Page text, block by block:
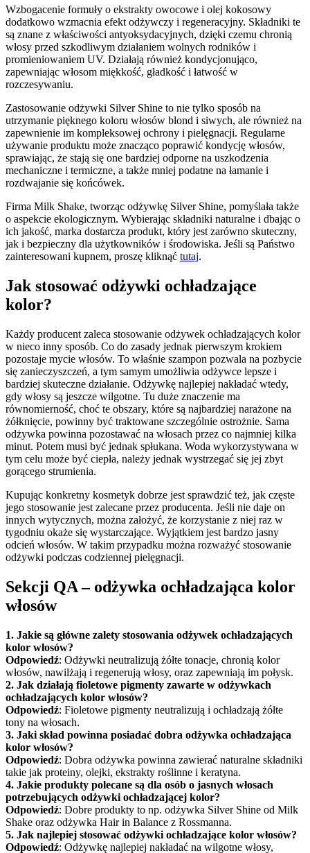
Wzbogacenie formuły o ekstrakty owocowe i olej kokosowy
dodatkowo wzmacnia efekt odżywczy i regeneracyjny. Składniki te
są znane z właściwości antyoksydacyjnych, dzięki czemu chronią
włosy przed szkodliwym działaniem wolnych rodników i
promieniowaniem UV. Działają również kondycjonująco,
zapewniając włosom miękkość, gładkość i łatwość w
rozczesywaniu.
Zastosowanie odżywki Silver Shine to nie tylko sposób na
utrzymanie pięknego koloru włosów blond i siwych, ale również na
zapewnienie im kompleksowej ochrony i pielęgnacji. Regularne
używanie produktu może znacząco poprawić kondycję włosów,
sprawiając, że stają się one bardziej odporne na uszkodzenia
mechaniczne i termiczne, a także mniej podatne na łamanie i
rozdwajanie się końcówek.
Firma Milk Shake, tworząc odżywkę Silver Shine, pomyślała także
o aspekcie ekologicznym. Wybierając składniki naturalne i dbając o
ich jakość, marka dostarcza produkt, który jest zarówno skuteczny,
jak i bezpieczny dla użytkowników i środowiska. Jeśli są Państwo
zainteresowani kupnem, proszę kliknąć tutaj.
Jak stosować odżywki ochładzające
kolor?
Każdy producent zaleca stosowanie odżywek ochładzających kolor
w nieco inny sposób. Co do zasady jednak pierwszym krokiem
pozostaje mycie włosów. To właśnie szampon pozwala na pozbycie
się zanieczyszczeń, a tym samym umożliwia odżywce lepsze i
bardziej skuteczne działanie. Odżywkę najlepiej nakładać wtedy,
gdy włosy są jeszcze wilgotne. Tu duże znaczenie ma
równomierność, choć te obszary, które są najbardziej narażone na
żółknięcie, powinny być traktowane szczególnie ostrożnie. Sama
odżywka powinna pozostawać na włosach przez co najmniej kilka
minut. Potem musi być jednak spłukana. Woda wykorzystywana w
tym celu może być ciepła, należy jednak wystrzegać się jej zbyt
gorącego strumienia.
Kupując konkretny kosmetyk dobrze jest sprawdzić też, jak częste
jego stosowanie jest zalecane przez producenta. Jeśli nie daje on
innych wytycznych, można założyć, że korzystanie z niej raz w
tygodniu okaże się wystarczające. Wyjątkiem jest bardzo jasny
odcień włosów. W takim przypadku można rozważyć stosowanie
odżywki podczas codziennej pielęgnacji.
Sekcji QA – odżywka ochładzająca kolor
włosów
1. Jakie są główne zalety stosowania odżywek ochładzających
kolor włosów?
Odpowiedź: Odżywki neutralizują żółte tonacje, chronią kolor
włosów, nawilżają i regenerują włosy, oraz zapewniają im połysk.
2. Jak działają fioletowe pigmenty zawarte w odżywkach
ochładzających kolor włosów?
Odpowiedź: Fioletowe pigmenty neutralizują i ochładzają żółte
tony na włosach.
3. Jaki skład powinna posiadać dobra odżywka ochładzająca
kolor włosów?
Odpowiedź: Dobra odżywka powinna zawierać naturalne składniki
takie jak proteiny, olejki, ekstrakty roślinne i keratyna.
4. Jakie produkty polecane są dla osób o jasnych włosach
potrzebujących odżywki ochładzającej kolor?
Odpowiedź: Dobre produkty to np. odżywka Silver Shine od Milk
Shake oraz odżywka Hair in Balance z Rossmanna.
5. Jak najlepiej stosować odżywki ochładzające kolor włosów?
Odpowiedź: Odżywkę najlepiej nakładać na wilgotne włosy,